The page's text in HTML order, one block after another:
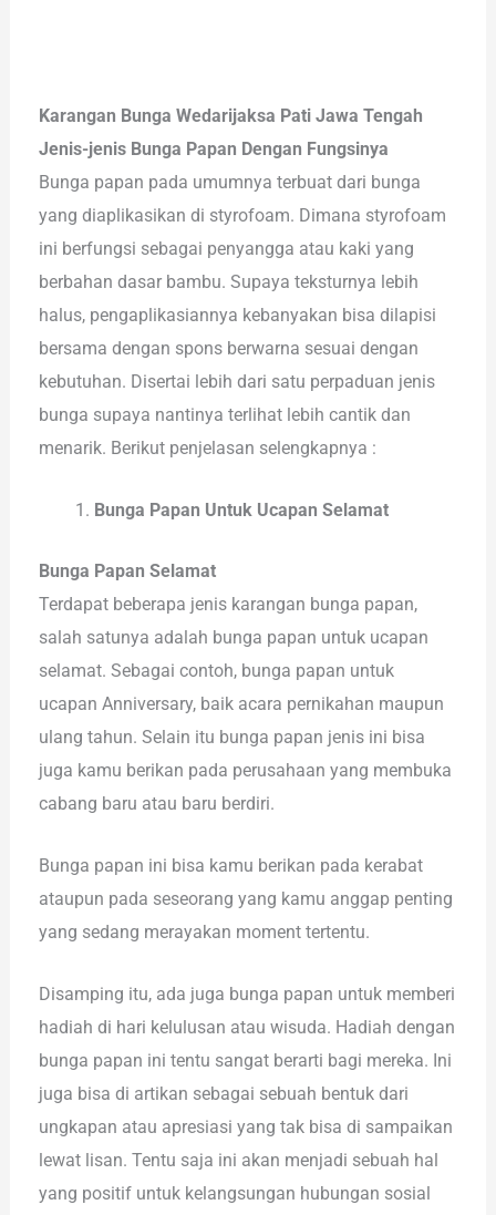
Karangan Bunga Wedarijaksa Pati Jawa Tengah
Jenis-jenis Bunga Papan Dengan Fungsinya
Bunga papan pada umumnya terbuat dari bunga
yang diaplikasikan di styrofoam. Dimana styrofoam
ini berfungsi sebagai penyangga atau kaki yang
berbahan dasar bambu. Supaya teksturnya lebih
halus, pengaplikasiannya kebanyakan bisa dilapisi
bersama dengan spons berwarna sesuai dengan
kebutuhan. Disertai lebih dari satu perpaduan jenis
bunga supaya nantinya terlihat lebih cantik dan
menarik. Berikut penjelasan selengkapnya :
Bunga Papan Untuk Ucapan Selamat
Bunga Papan Selamat
Terdapat beberapa jenis karangan bunga papan,
salah satunya adalah bunga papan untuk ucapan
selamat. Sebagai contoh, bunga papan untuk
ucapan Anniversary, baik acara pernikahan maupun
ulang tahun. Selain itu bunga papan jenis ini bisa
juga kamu berikan pada perusahaan yang membuka
cabang baru atau baru berdiri.
Bunga papan ini bisa kamu berikan pada kerabat
ataupun pada seseorang yang kamu anggap penting
yang sedang merayakan moment tertentu.
Disamping itu, ada juga bunga papan untuk memberi
hadiah di hari kelulusan atau wisuda. Hadiah dengan
bunga papan ini tentu sangat berarti bagi mereka. Ini
juga bisa di artikan sebagai sebuah bentuk dari
ungkapan atau apresiasi yang tak bisa di sampaikan
lewat lisan. Tentu saja ini akan menjadi sebuah hal
yang positif untuk kelangsungan hubungan sosial